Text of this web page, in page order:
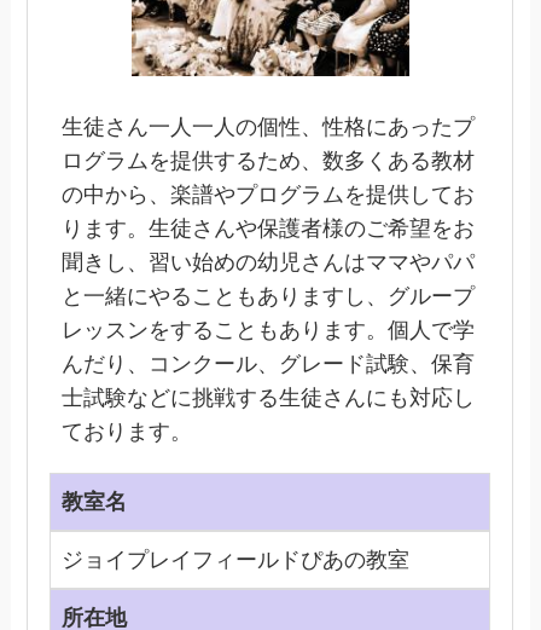
生徒さん一人一人の個性、性格にあったプ
ログラムを提供するため、数多くある教材
の中から、楽譜やプログラムを提供してお
ります。生徒さんや保護者様のご希望をお
聞きし、習い始めの幼児さんはママやパパ
と一緒にやることもありますし、グループ
レッスンをすることもあります。個人で学
んだり、コンクール、グレード試験、保育
士試験などに挑戦する生徒さんにも対応し
ております。
教室名
ジョイプレイフィールドぴあの教室
所在地